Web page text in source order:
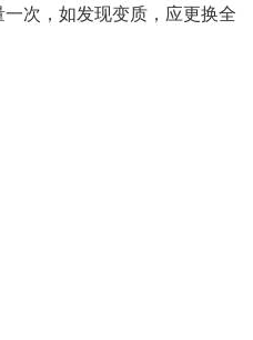
次，如发现变质，应更换全